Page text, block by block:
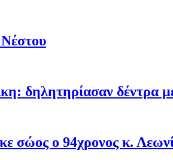
δηλητηρίασαν δέντρα
σώος ο 94χρονος κ.